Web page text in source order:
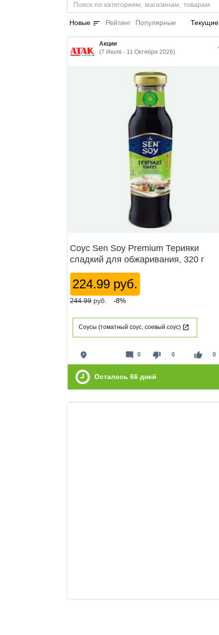
Новые sort Рейтинг Популярные Текущие
Акции
(7 Июля - 11 Октября 2026)
Соус Sen Soy Premium Терияки
сладкий для обжаривания, 320 г
224.99 руб.
244.99 руб. -8%
Соусы (томатный соус, соевый соус)
place thumb_down 0 thumb_up 0
mode_comment 0
Осталось 66 дней